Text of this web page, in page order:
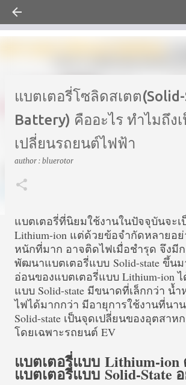
คลังความรู้ ข้อมูล ข่าวสาร เทคโนโลยีและ
แบตเตอรี่โซลิดสเตต
Battery) คืออะไร ทำไมถึง
เปลี่ยนรถยนต์ไฟฟ้า
author : bluerotor
แบตเตอรี่ที่นิยมใช้งานในปัจจุบันจะเ
Lithium-ion แต่ด้วยข้อจำกัดหลายอย่
หนักที่มาก อาจติดไฟเมื่อชำรุด จึงมี
พัฒนาแบตเตอรี่แบบ Solid-state ขึ้น
อ่อนของแบตเตอรี่แบบ Lithium-ion
แบบ Solid-state มีขนาดที่เล็กกว่า น้
ไฟได้มากกว่า มีอายุการใช้งานที่นา
Solid-state เป็นจุดเปลี่ยนของอุตสาห
โดยเฉพาะรถยนต์ EV
แบตเตอรี่แบบ Lithium-ion
แบตเตอรี่แบบ Solid-State